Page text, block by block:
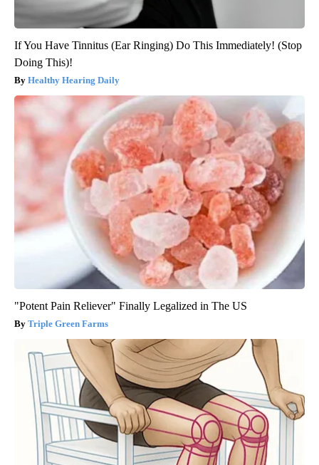
If You Have Tinnitus (Ear Ringing) Do This Immediately! (Stop
Doing This)!
Healthy Hearing Daily
"Potent Pain Reliever" Finally Legalized in The US
Triple Green Farms